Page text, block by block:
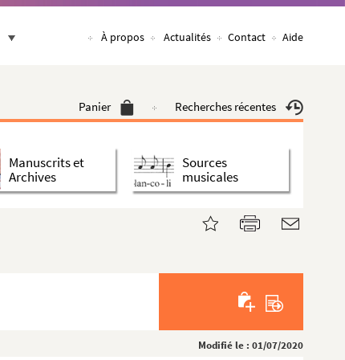
À propos Actualités Contact Aide
Panier Recherches récentes
Manuscrits et
Archives
Sources
musicales
Modifié le : 01/07/2020